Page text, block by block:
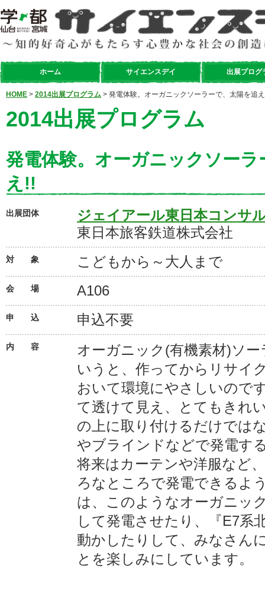
ホーム サイエンスデイ 出展プログ
HOME > 2014出展プログラム > 発電体験。オーガニックソーラーで、太陽を追
2014出展プログラム
発電体験。オーガニックソーラ
え!!
出展団体
ジェイアール東日本コンサ
東日本旅客鉄道株式会社
対 象 こどもから～大人まで
会 場 A106
申 込 申込不要
内 容
オーガニック(有機素材)ソ
いうと、作ってからリサイ
おいて環境にやさしいので
て透けて見え、とてもきれ
の上に取り付けるだけでは
やブラインドなどで発電す
将来はカーテンや洋服など
ろなところで発電できるよ
は、このようなオーガニッ
して発電させたり、『E7系
動かしたりして、みなさん
とを楽しみにしています。